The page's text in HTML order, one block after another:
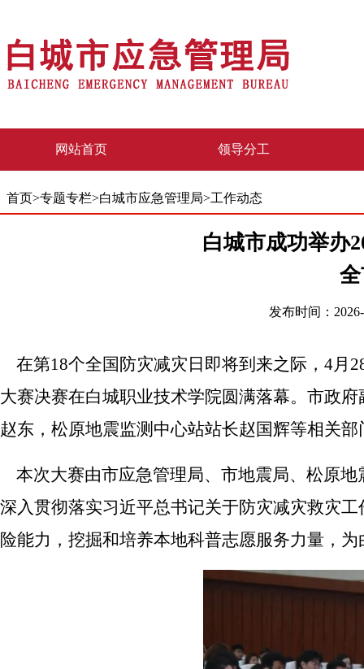
网站首页 领导分工
首页>专题专栏>白城市应急管理局>工作动态
白城市成功举办
发布时间：
在第18个全国防灾减灾日即将到来之际， 4月
大赛决赛在白城职业技术学院圆满落幕。市政
赵东，松原地震监测中心站站长赵国辉等相关
本次大赛由市应急管理局、市地震局、松原
深入贯彻落实习近平总书记关于防灾减灾救灾
险能力，挖掘和培养本地科普志愿服务力量，